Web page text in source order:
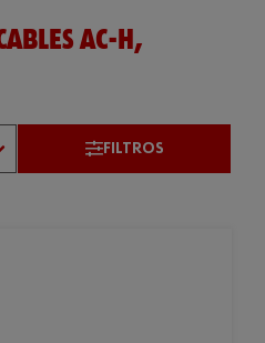
AC-H,
FILTROS